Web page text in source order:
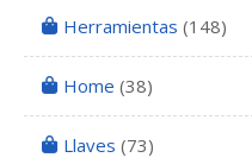
Herramientas (148)
Home (38)
Llaves (73)